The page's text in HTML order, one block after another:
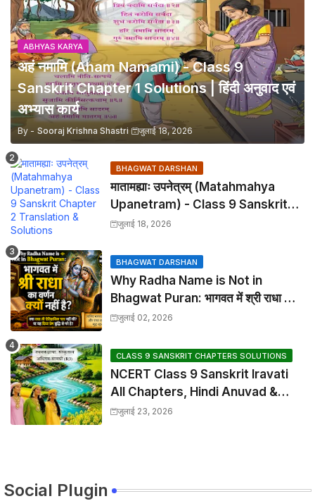
ABHYAS KARYA
अहं नमामि (Aham Namami) - Class 9
Sanskrit Chapter 1 Solutions | हिंदी अनुवाद एवं
अभ्यास कार्य
By - Sooraj Krishna Shastri जुलाई 18, 2026
BHAGWAT DARSHAN
मातामह्याः उपनेत्रम् (Matahmahya
Upanetram) - Class 9 Sanskrit
Chapter 2 Translation &
जुलाई 18, 2026
BHAGWAT DARSHAN
Why Radha Name is Not in
Bhagwat Puran: भागवत में श्री राधा का
वर्णन क्यों नहीं है?
जुलाई 02, 2026
CLASS 9 SANSKRIT CHAPTERS SOLUTIONS
NCERT Class 9 Sanskrit Iravati
All Chapters, Hindi Anuvad &
Solutions Index
जुलाई 23, 2026
Social Plugin